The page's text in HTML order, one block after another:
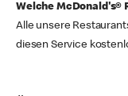
Welche McDonald's®
Alle unsere
diesen Service